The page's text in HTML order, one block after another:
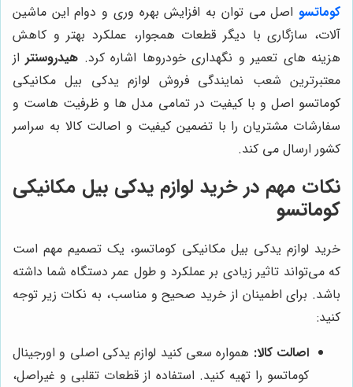
کوماتسو اصل می توان به افزایش بهره وری و دوام این ماشین
آلات، سازگاری با دیگر قطعات همجوار، عملکرد بهتر و کاهش
هزینه های تعمیر و نگهداری خودروها اشاره کرد. هیدروسنتر از
معتبرترین شعب نمایندگی فروش لوازم یدکی بیل مکانیکی
کوماتسو اصل و با کیفیت در تمامی مدل ها و ظرفیت هاست و
سفارشات مشتریان را با تضمین کیفیت و اصالت کالا به سراسر
کشور ارسال می کند.
نکات مهم در خرید لوازم یدکی بیل مکانیکی
کوماتسو
خرید لوازم یدکی بیل مکانیکی کوماتسو، یک تصمیم مهم است
که می‌تواند تاثیر زیادی بر عملکرد و طول عمر دستگاه شما داشته
باشد. برای اطمینان از خرید صحیح و مناسب، به نکات زیر توجه
کنید:
اصالت کالا: همواره سعی کنید لوازم یدکی اصلی و اورجینال
کوماتسو را تهیه کنید. استفاده از قطعات تقلبی و غیراصل،